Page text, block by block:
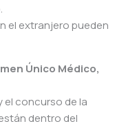
el extranjero pueden
Único Médico,
el concurso de la
dentro del